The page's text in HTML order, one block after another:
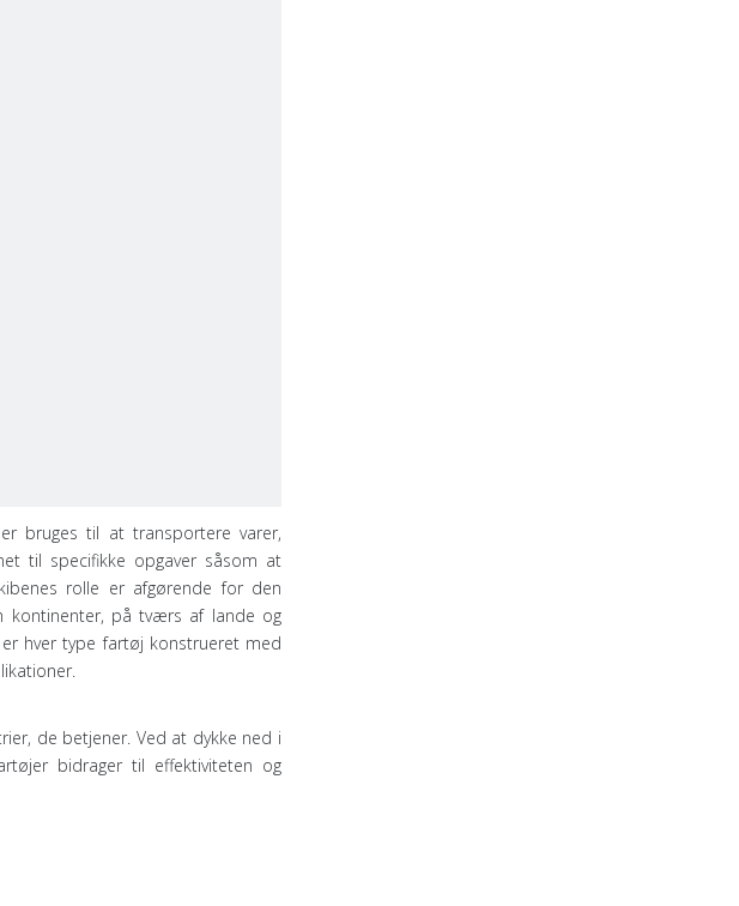
bruges til at transportere varer,
til specifikke opgaver såsom at
rolle er afgørende for den
kontinenter, på tværs af lande og
hver type fartøj konstrueret med
de betjener. Ved at dykke ned i
bidrager til effektiviteten og